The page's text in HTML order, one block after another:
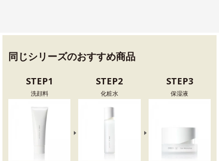
同じシリーズのおすすめ商品
STEP1
洗顔料
STEP2
化粧水
STEP3
保湿液